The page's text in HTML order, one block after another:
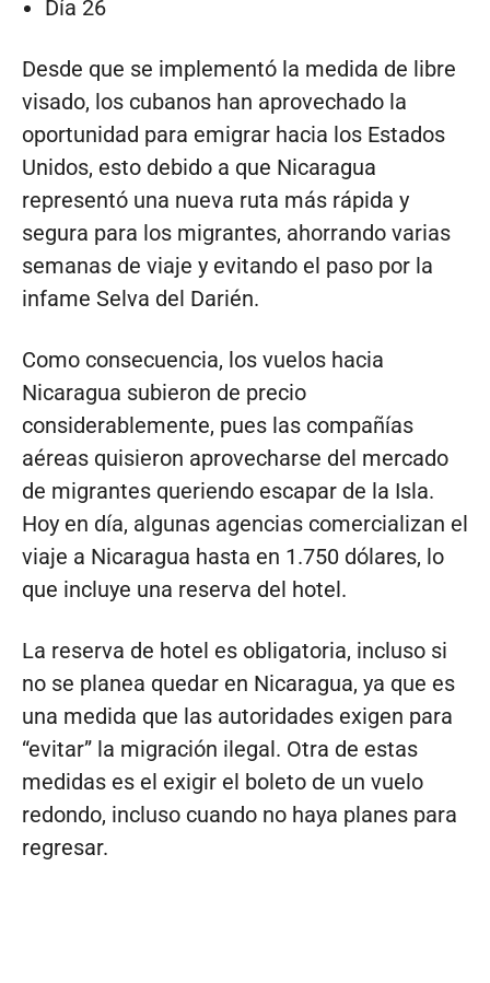
Día 26
Desde que se implementó la medida de libre
visado, los cubanos han aprovechado la
oportunidad para emigrar hacia los Estados
Unidos, esto debido a que Nicaragua
representó una nueva ruta más rápida y
segura para los migrantes, ahorrando varias
semanas de viaje y evitando el paso por la
infame Selva del Darién.
Como consecuencia, los vuelos hacia
Nicaragua subieron de precio
considerablemente, pues las compañías
aéreas quisieron aprovecharse del mercado
de migrantes queriendo escapar de la Isla.
Hoy en día, algunas agencias comercializan el
viaje a Nicaragua hasta en 1.750 dólares, lo
que incluye una reserva del hotel.
La reserva de hotel es obligatoria, incluso si
no se planea quedar en Nicaragua, ya que es
una medida que las autoridades exigen para
“evitar” la migración ilegal. Otra de estas
medidas es el exigir el boleto de un vuelo
redondo, incluso cuando no haya planes para
regresar.